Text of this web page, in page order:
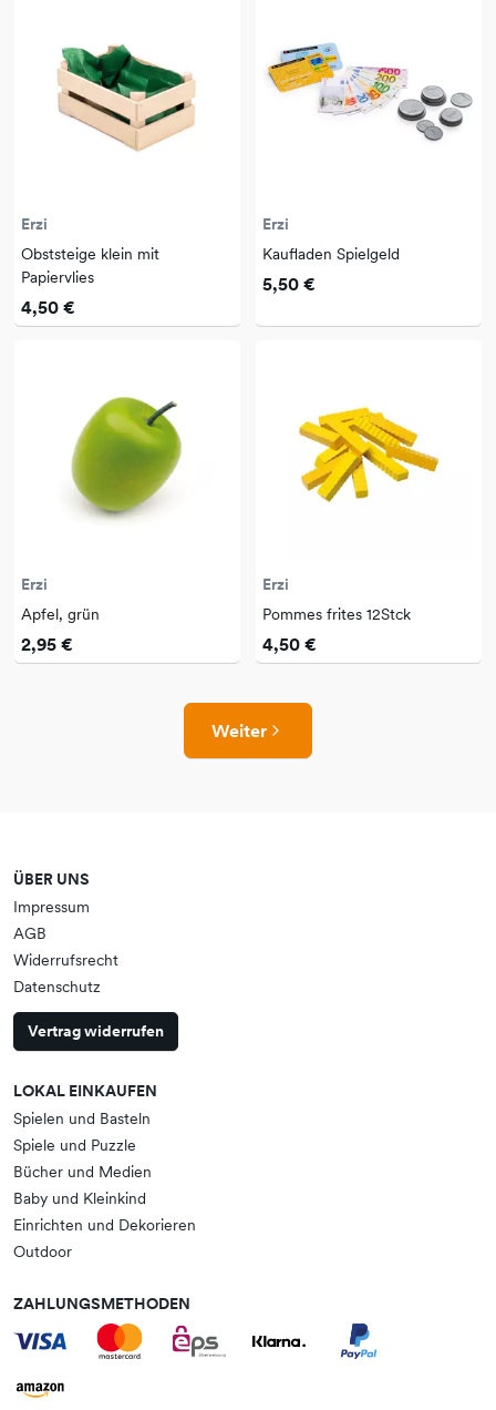
Erzi
Obststeige klein mit
Papiervlies
4,50 €
Erzi
Kaufladen Spielgeld
5,50 €
Erzi
Apfel, grün
2,95 €
Erzi
Pommes frites 12Stck
4,50 €
Weiter
ÜBER UNS
Impressum
AGB
Widerrufsrecht
Datenschutz
Vertrag widerrufen
LOKAL EINKAUFEN
Spielen und Basteln
Spiele und Puzzle
Bücher und Medien
Baby und Kleinkind
Einrichten und Dekorieren
Outdoor
ZAHLUNGSMETHODEN